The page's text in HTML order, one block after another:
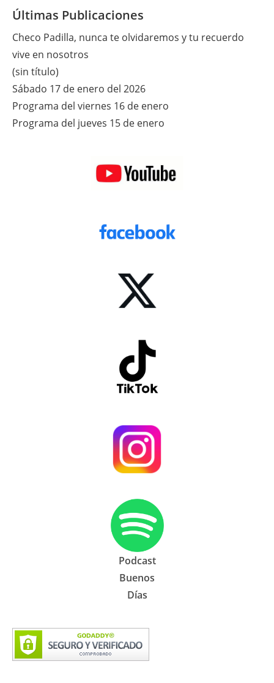
Últimas Publicaciones
Checo Padilla, nunca te olvidaremos y tu recuerdo
vive en nosotros
(sin título)
Sábado 17 de enero del 2026
Programa del viernes 16 de enero
Programa del jueves 15 de enero
Podcast
Buenos
Días